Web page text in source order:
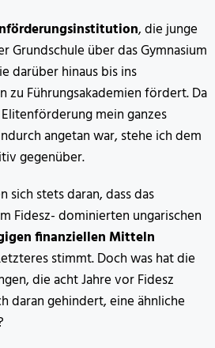
, die junge
Grundschule über das Gymnasium
darüber hinaus bis ins
zu Führungsakademien fördert. Da
mein ganzes
angetan war, stehe ich dem
gegenüber.
sich stets daran, dass das
Fidesz- dominierten ungarischen
finanziellen Mitteln
stimmt. Doch was hat die
die acht Jahre vor Fidesz
daran gehindert, eine ähnliche